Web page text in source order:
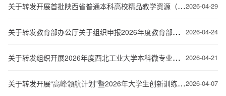
2026-04-29
关于转发开展首批陕西省普通本科高校精品教学资源（教案、课件）推荐工作的通知
2026-04-24
关于转发教育部办公厅关于组织申报2026年度教育部大中小学课程教材研究项目的通知
2026-04-21
关于转发组织开展2026年度西北工业大学本科微专业设置工作的通知
2026-04-07
关于转发开展“高峰领航计划”暨2026年大学生创新训练计划项目立项申报和结题验收工作的通知